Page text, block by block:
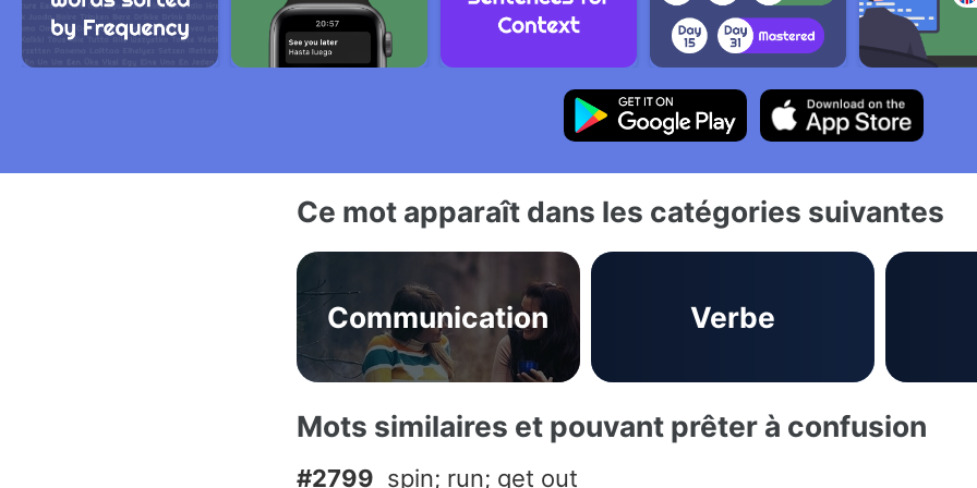
Ce mot apparaît dans les catégories suivantes
Communication Verbe
Mots similaires et pouvant prêter à confusion
#2799 spin; run; get out